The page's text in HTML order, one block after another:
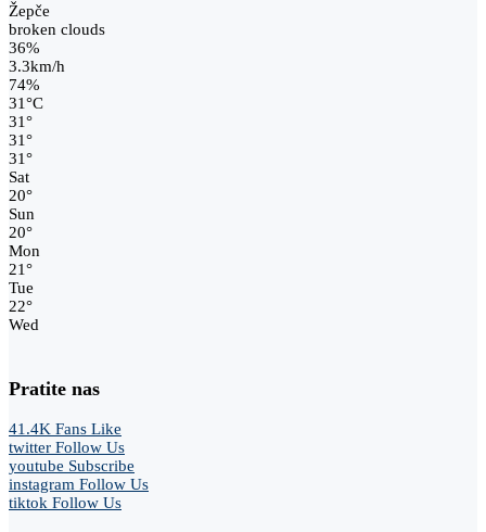
Žepče
broken clouds
36%
3.3km/h
74%
31°C
31°
31°
31°
Sat
20°
Sun
20°
Mon
21°
Tue
22°
Wed
Pratite nas
41.4K Fans Like
twitter Follow Us
youtube Subscribe
instagram Follow Us
tiktok Follow Us